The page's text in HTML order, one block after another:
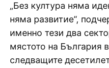
„Без култура няма
няма развитие“,
именно тези два
мястото на България
следващите